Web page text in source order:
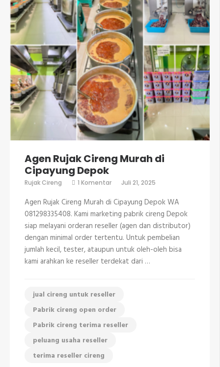
Agen Rujak Cireng Murah di
Cipayung Depok
Rujak Cireng 1 Komentarpada
Cireng
Murah
di
Cipayung
Depok
Juli 21, 2025
Agen Rujak Cireng Murah di Cipayung Depok WA
081298335408. Kami marketing pabrik cireng Depok
siap melayani orderan reseller (agen dan distributor)
dengan minimal order tertentu. Untuk pembelian
jumlah kecil, tester, ataupun untuk oleh-oleh bisa
kami arahkan ke reseller terdekat dari …
jual cireng untuk reseller
Pabrik cireng open order
Pabrik cireng terima reseller
peluang usaha reseller
terima reseller cireng